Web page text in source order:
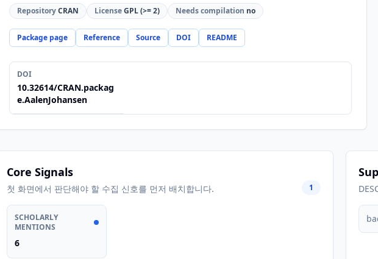
RepositoryCRAN LicenseGPL (>= 2) Needs compilation no
Package page Reference Source DOI README
DOI
10.32614/CRAN.packag
e.AalenJohansen
Core Signals
첫 화면에서 판단해야 할 수집 신호를 먼저 배치합니다. 1
SCHOLARLY
MENTIONS
6